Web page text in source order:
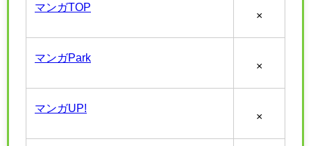
マンガTOP
×
マンガPark
×
マンガUP!
×